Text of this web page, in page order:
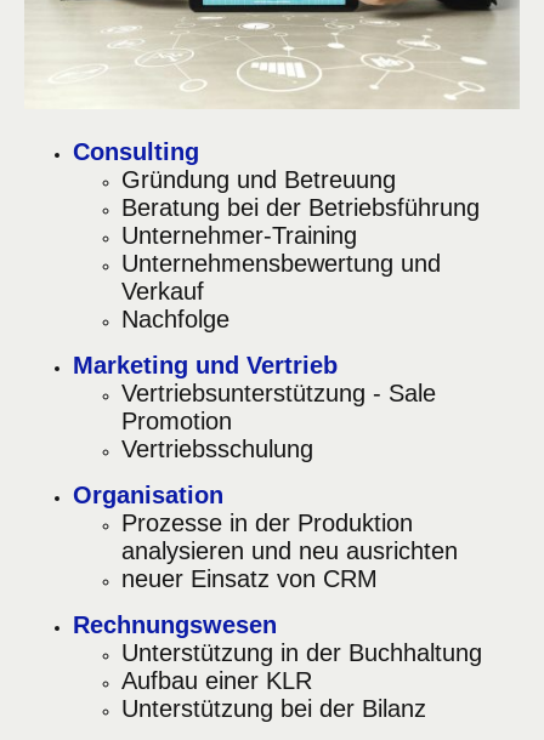
Consulting
Gründung und Betreuung
Beratung bei der Betriebsführung
Unternehmer-Training
Unternehmensbewertung und
Verkauf
Nachfolge
Marketing und Vertrieb
Vertriebsunterstützung - Sale
Promotion
Vertriebsschulung
Organisation
Prozesse in der Produktion
analysieren und neu ausrichten
neuer Einsatz von CRM
Rechnungswesen
Unterstützung in der Buchhaltung
Aufbau einer KLR
Unterstützung bei der Bilanz